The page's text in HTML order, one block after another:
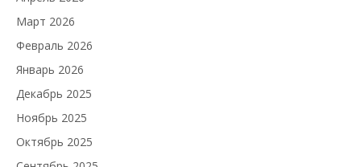
Март 2026
Февраль 2026
Январь 2026
Декабрь 2025
Ноябрь 2025
Октябрь 2025